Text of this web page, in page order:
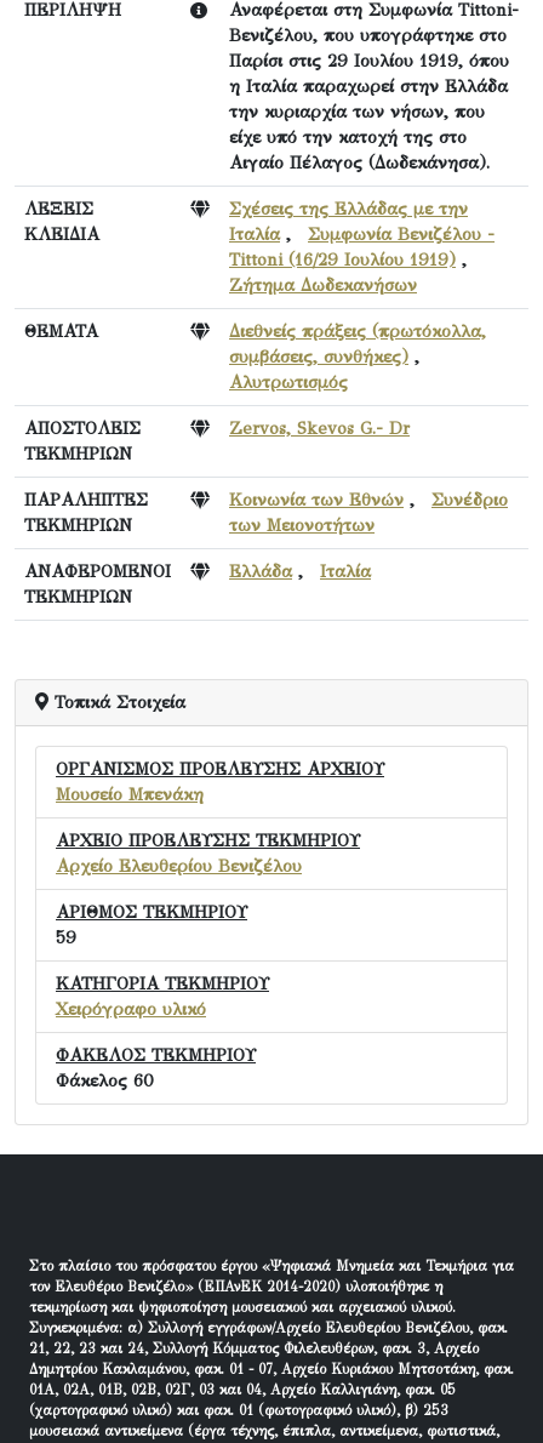
ΠΕΡΙΛΗΨΗ
Αναφέρεται στη Συμφωνία Tittoni-
Βενιζέλου, που υπογράφτηκε στο
Παρίσι στις 29 Ιουλίου 1919, όπου
η Ιταλία παραχωρεί στην Ελλάδα
την κυριαρχία των νήσων, που
είχε υπό την κατοχή της στο
Αιγαίο Πέλαγος (Δωδεκάνησα).
ΛΕΞΕΙΣ
ΚΛΕΙΔΙΑ
Σχέσεις της Ελλάδας με την
Ιταλία, Συμφωνία Βενιζέλου -
Tittoni (16/29 Ιουλίου 1919) ,
Ζήτημα Δωδεκανήσων
ΘΕΜΑΤΑ
Διεθνείς πράξεις (πρωτόκολλα,
συμβάσεις, συνθήκες) ,
Αλυτρωτισμός
ΑΠΟΣΤΟΛΕΙΣ
ΤΕΚΜΗΡΙΩΝ
Zervos, Skevos G.- Dr
ΠΑΡΑΛΗΠΤΕΣ
ΤΕΚΜΗΡΙΩΝ
Κοινωνία των Εθνών , Συνέδριο
των Μειονοτήτων
ΑΝΑΦΕΡΟΜΕΝΟΙ
ΤΕΚΜΗΡΙΩΝ
Ελλάδα, Ιταλία
Τοπικά Στοιχεία
ΟΡΓΑΝΙΣΜΟΣ ΠΡΟΕΛΕΥΣΗΣ ΑΡΧΕΙΟΥ
Μουσείο Μπενάκη
ΑΡΧΕΙΟ ΠΡΟΕΛΕΥΣΗΣ ΤΕΚΜΗΡΙΟΥ
Αρχείο Ελευθερίου Βενιζέλου
ΑΡΙΘΜΟΣ ΤΕΚΜΗΡΙΟΥ
59
ΚΑΤΗΓΟΡΙΑ ΤΕΚΜΗΡΙΟΥ
Χειρόγραφο υλικό
ΦΑΚΕΛΟΣ ΤΕΚΜΗΡΙΟΥ
Φάκελος 60
Στο πλαίσιο του πρόσφατου έργου «Ψηφιακά Μνημεία και Τεκμήρια για
τον Ελευθέριο Βενιζέλο» (ΕΠΑνΕΚ 2014-2020) υλοποιήθηκε η
τεκμηρίωση και ψηφιοποίηση μουσειακού και αρχειακού υλικού.
Συγκεκριμένα: α) Συλλογή εγγράφων/Αρχείο Ελευθερίου Βενιζέλου, φακ.
21, 22, 23 και 24, Συλλογή Κόμματος Φιλελευθέρων, φακ. 3, Αρχείο
Δημητρίου Κακλαμάνου, φακ. 01 - 07, Αρχείο Κυριάκου Μητσοτάκη, φακ.
01Α, 02Α, 01Β, 02Β, 02Γ, 03 και 04, Αρχείο Καλλιγιάνη, φακ. 05
(χαρτογραφικό υλικό) και φακ. 01 (φωτογραφικό υλικό), β) 253
μουσειακά αντικείμενα (έργα τέχνης, έπιπλα, αντικείμενα, φωτιστικά,